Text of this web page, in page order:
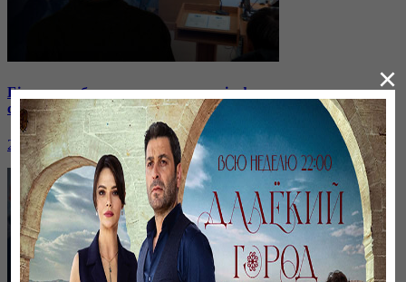
Бірнеше отбасын алдаған туристік фирма директоры
сотталып жатыр
26 января, 19:36
×